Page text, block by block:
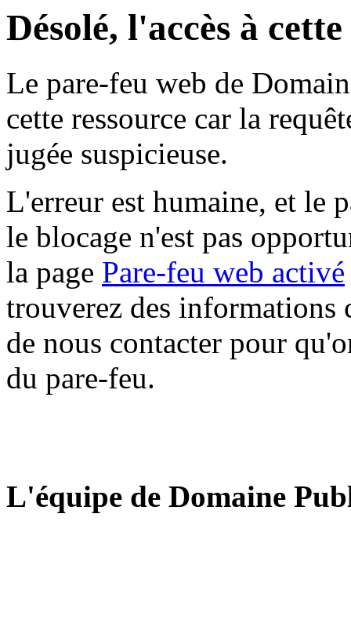
Désolé, l'accès à
Le pare-feu web de
cette ressource car la
jugée suspicieuse.
L'erreur est humaine, et le
le blocage n'est pas
la page Pare-feu web activé
trouverez des informations
de nous contacter pour
du pare-feu.
L'équipe de Domaine